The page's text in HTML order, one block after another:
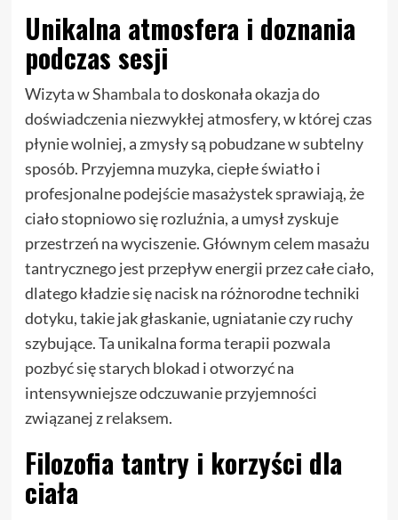
Unikalna atmosfera i doznania
podczas sesji
Wizyta wShambalato doskonała okazja do
doświadczenia niezwykłej atmosfery, w której czas
płynie wolniej, a zmysły są pobudzane w subtelny
sposób. Przyjemna muzyka, ciepłe światło i
profesjonalne podejście masażystek sprawiają, że
ciało stopniowo się rozluźnia, a umysł zyskuje
przestrzeń na wyciszenie. Głównym celem masażu
tantrycznego jest przepływ energii przez całe ciało,
dlatego kładzie się nacisk na różnorodne techniki
dotyku, takie jak głaskanie, ugniatanie czy ruchy
szybujące. Ta unikalna forma terapii pozwala
pozbyć się starych blokad i otworzyć na
intensywniejsze odczuwanie przyjemności
związanej z relaksem.
Filozofia tantry i korzyści dla
ciała